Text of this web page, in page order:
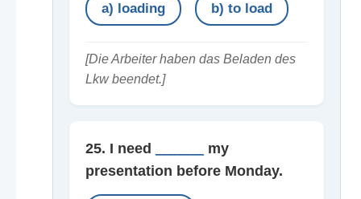
a) loading b) to load
[Die Arbeiter haben das Beladen des
Lkw beendet.]
25. I need
my
presentation before Monday.